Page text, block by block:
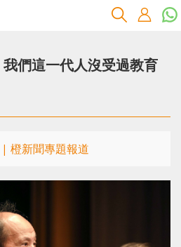
們這一代人沒受過教育
橙新聞專題報道